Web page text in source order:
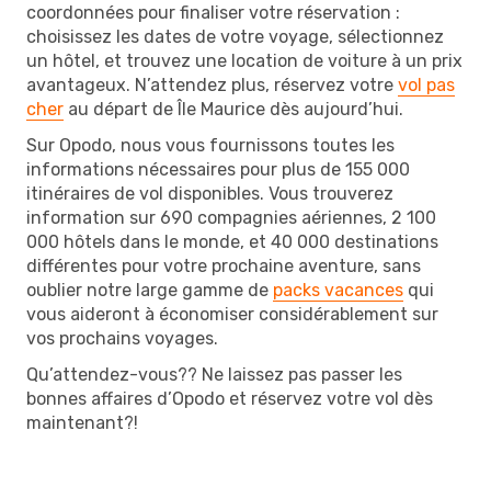
coordonnées pour finaliser votre réservation :
choisissez les dates de votre voyage, sélectionnez
un hôtel, et trouvez une location de voiture à un prix
avantageux. N’attendez plus, réservez votre vol pas
cher au départ de Île Maurice dès aujourd’hui.
Sur Opodo, nous vous fournissons toutes les
informations nécessaires pour plus de 155 000
itinéraires de vol disponibles. Vous trouverez
information sur 690 compagnies aériennes, 2 100
000 hôtels dans le monde, et 40 000 destinations
différentes pour votre prochaine aventure, sans
oublier notre large gamme de packs vacances qui
vous aideront à économiser considérablement sur
vos prochains voyages.
Qu’attendez-vous?? Ne laissez pas passer les
bonnes affaires d’Opodo et réservez votre vol dès
maintenant?!